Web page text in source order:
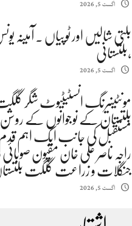
اگست 5, 2026
بلتی شالیں اور ٹوپیاں . آمینہ
،بلتستانی
اگست 5, 2026
مونٹینیرنگ انسٹیٹیوٹ شگر
بلتستان کے نوجوانوں کے روشن
مستقبل کی جانب ایک اہم
راجہ ناصر علی خان مقپون صوبائی
جنگلات و زراعت گلگت
اگست 5, 2026